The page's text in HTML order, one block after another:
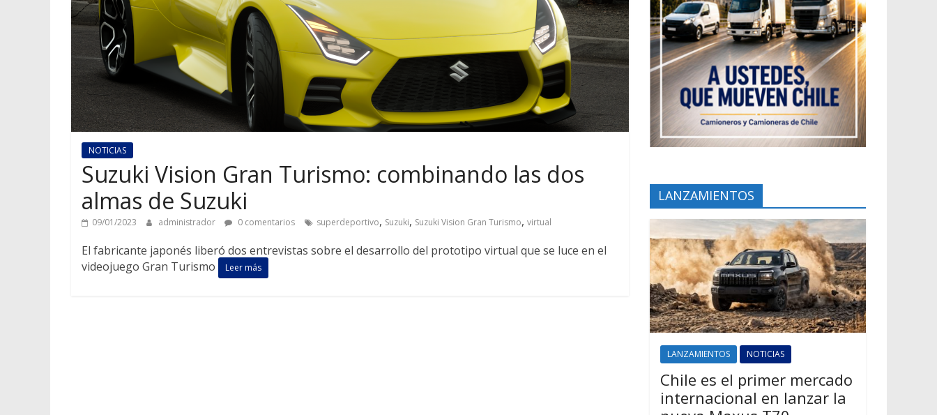
NOTICIAS
Suzuki Vision Gran Turismo: combinando las dos
almas de Suzuki
09/01/2023 administrador 0 comentarios superdeportivo, Suzuki, Suzuki Vision Gran Turismo, virtual
El fabricante japonés liberó dos entrevistas sobre el desarrollo del prototipo virtual que se luce en el
videojuego Gran Turismo
Leer más
LANZAMIENTOS
LANZAMIENTOS NOTICIAS
Chile es el primer mercado
internacional en lanzar la